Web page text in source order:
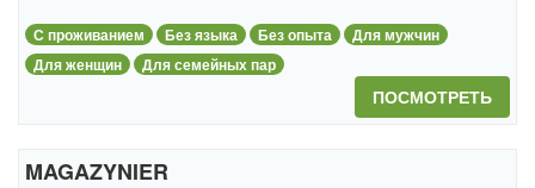
С проживанием Без языка Без опыта
Для мужчин
Для женщин
Для семейных пар
ПОСМОТРЕТЬ
MAGAZYNIER